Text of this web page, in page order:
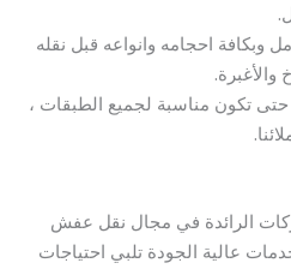
وبكافة احجامه وانواعه قبل نقله
تكون مناسبة لجميع الطبقات ،
الرائدة في مجال نقل عفش
عالية الجودة تلبي احتياجات